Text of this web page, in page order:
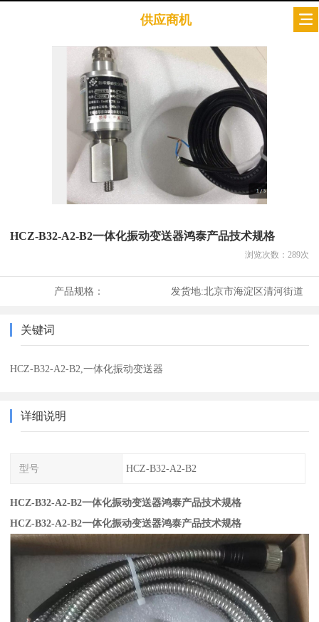
供应商机
HCZ-B32-A2-B2一体化振动变送器鸿泰产品技术规格
浏览次数： 289次
产品规格： 发货地:北京市海淀区清河街道
关键词
HCZ-B32-A2-B2,一体化振动变送器
详细说明
型号 HCZ-B32-A2-B2
HCZ-B32-A2-B2一体化振动变送器鸿泰产品技术规格
HCZ-B32-A2-B2一体化振动变送器鸿泰产品技术规格